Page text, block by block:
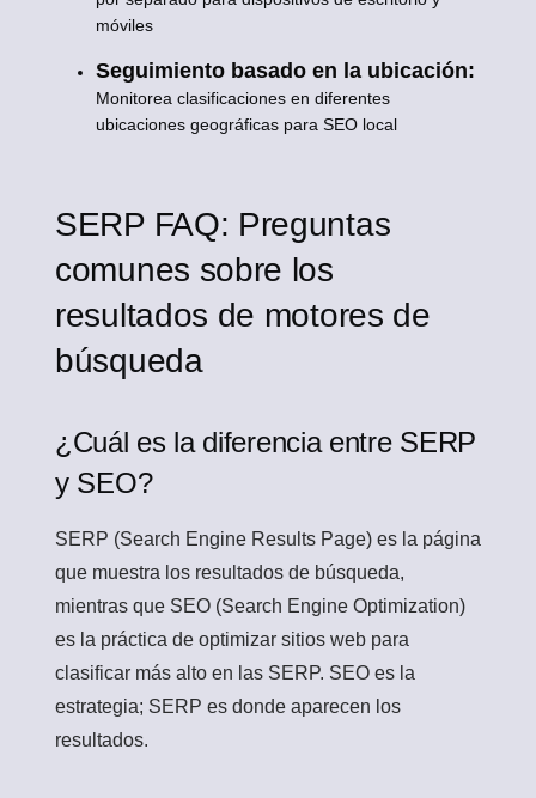
móviles
Seguimiento basado en la ubicación:
Monitorea clasificaciones en diferentes
ubicaciones geográficas para SEO local
SERP FAQ: Preguntas
comunes sobre los
resultados de motores de
búsqueda
¿Cuál es la diferencia entre SERP
y SEO?
SERP (Search Engine Results Page) es la página
que muestra los resultados de búsqueda,
mientras que SEO (Search Engine Optimization)
es la práctica de optimizar sitios web para
clasificar más alto en las SERP. SEO es la
estrategia; SERP es donde aparecen los
resultados.